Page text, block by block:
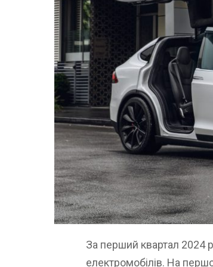
За перший квартал 2024
електромобілів. На